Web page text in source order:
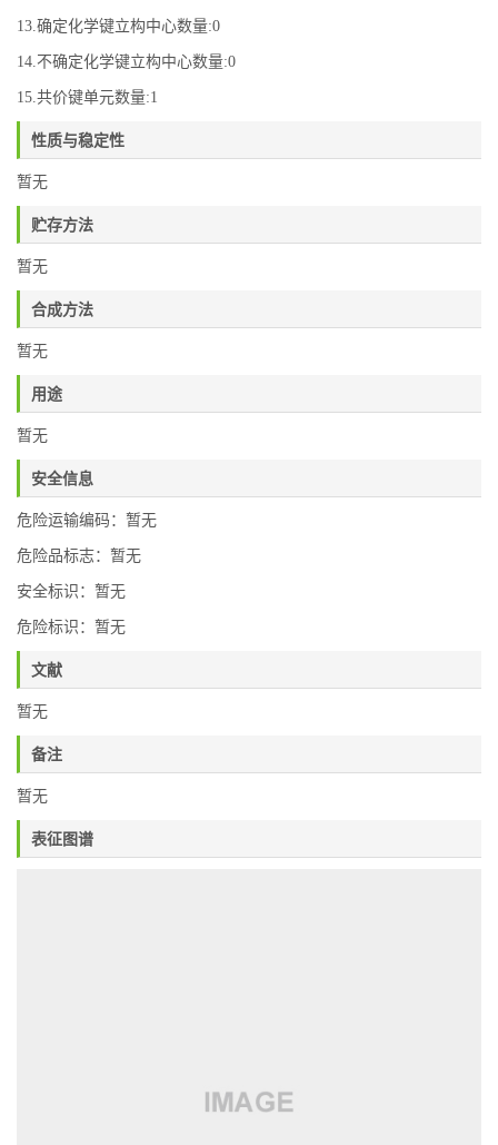
13.确定化学键立构中心数量:0
14.不确定化学键立构中心数量:0
15.共价键单元数量:1
性质与稳定性
暂无
贮存方法
暂无
合成方法
暂无
用途
暂无
安全信息
危险运输编码：暂无
危险品标志：暂无
安全标识：暂无
危险标识：暂无
文献
暂无
备注
暂无
表征图谱